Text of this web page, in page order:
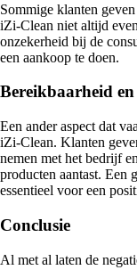
Sommige klanten
iZi-Clean niet altijd
onzekerheid bij de
een aankoop te doen.
Bereikbaarheid
Een ander aspect dat
iZi-Clean. Klanten
nemen met het bedrijf
producten aantast. Een
essentieel voor een
Conclusie
Al met al laten de